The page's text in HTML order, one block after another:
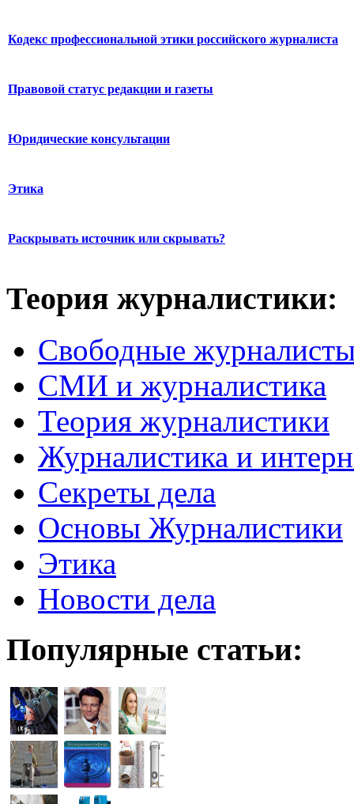
Кодекс профессиональной этики российского журналиста
Правовой статус редакции и газеты
Юридические консультации
Этика
Раскрывать источник или скрывать?
Теория журналистики:
Свободные
СМИ и журналистика
Теория журналистики
Журналистика и
Секреты дела
Основы Журналистики
Этика
Новости дела
Популярные статьи: